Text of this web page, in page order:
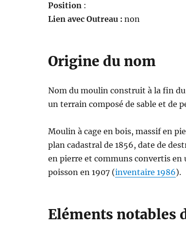
Position:
Lien avec Outreau : non
Origine du nom
Nom du moulin construit à la fin du
un terrain composé de sable et de
Moulin à cage en bois, massif en
plan cadastral de 1856, date de
en pierre et communs convertis en
poisson en 1907 (inventaire 1986).
Eléments notables